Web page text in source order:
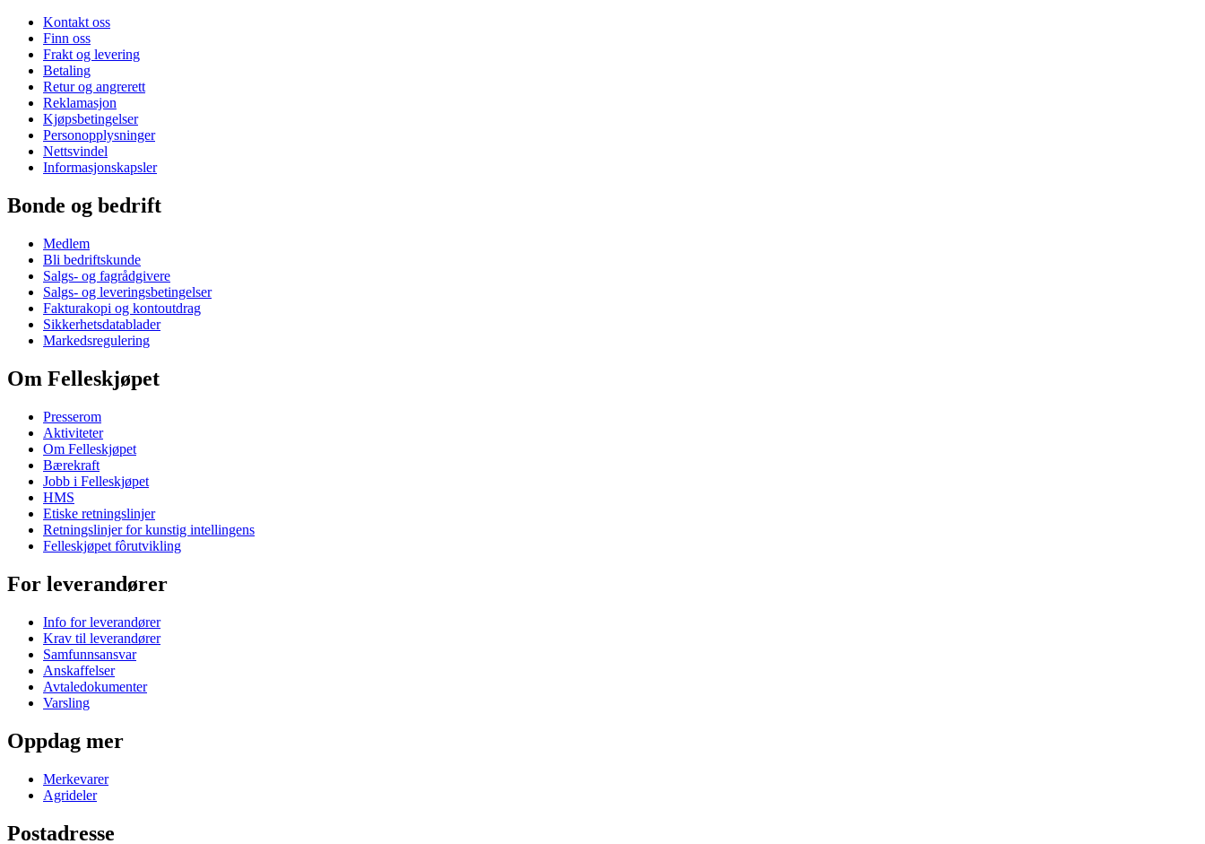
Kontakt oss
Finn oss
Frakt og levering
Betaling
Retur og angrerett
Reklamasjon
Kjøpsbetingelser
Personopplysninger
Nettsvindel
Informasjonskapsler
Bonde og bedrift
Medlem
Bli bedriftskunde
Salgs- og fagrådgivere
Salgs- og leveringsbetingelser
Fakturakopi og kontoutdrag
Sikkerhetsdatablader
Markedsregulering
Om Felleskjøpet
Presserom
Aktiviteter
Om Felleskjøpet
Bærekraft
Jobb i Felleskjøpet
HMS
Etiske retningslinjer
Retningslinjer for kunstig intellingens
Felleskjøpet fôrutvikling
For leverandører
Info for leverandører
Krav til leverandører
Samfunnsansvar
Anskaffelser
Avtaledokumenter
Varsling
Oppdag mer
Merkevarer
Agrideler
Postadresse